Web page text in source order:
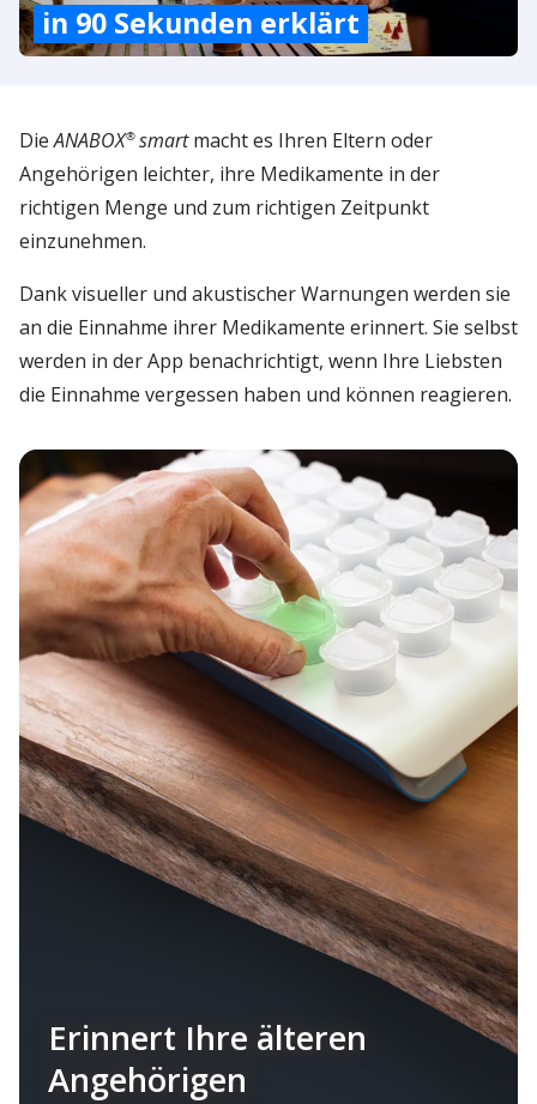
in 90 Sekunden erklärt
DieANABOX®smartmacht es Ihren Eltern oder
Angehörigen leichter, ihre Medikamente in der
richtigen Menge und zum richtigen Zeitpunkt
einzunehmen.
Dank visueller und akustischer Warnungen werden sie
an die Einnahme ihrer Medikamente erinnert. Sie selbst
werden in der App benachrichtigt, wenn Ihre Liebsten
die Einnahme vergessen haben und können reagieren.
Erinnert Ihre älteren
Angehörigen